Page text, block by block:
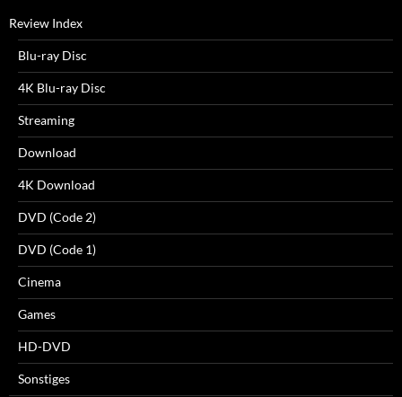
Review Index
Blu-ray Disc
4K Blu-ray Disc
Streaming
Download
4K Download
DVD (Code 2)
DVD (Code 1)
Cinema
Games
HD-DVD
Sonstiges